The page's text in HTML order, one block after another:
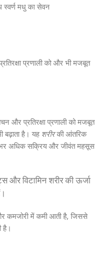
स्वर्ण मधु का सेवन
प्रणाली को और भी मजबूत
और प्रतिरक्षा प्रणाली को मजबूत
बढ़ाता है। यह शरीरकी आंतरिक
अधिक सक्रिय और जीवंत महसूस
और विटामिन शरीर की ऊर्जा
कमजोरी में कमी आती है, जिससे
है।